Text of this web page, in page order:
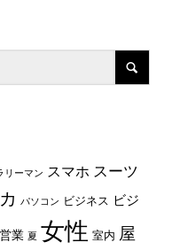
リーマン スマホ スーツ
パソコン ビジネス ビジ
営業 夏 女性 室内 屋